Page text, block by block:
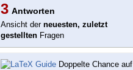
3 Antworten
Ansicht der neuesten, zuletzt
gestellten Fragen
Doppelte Chance auf